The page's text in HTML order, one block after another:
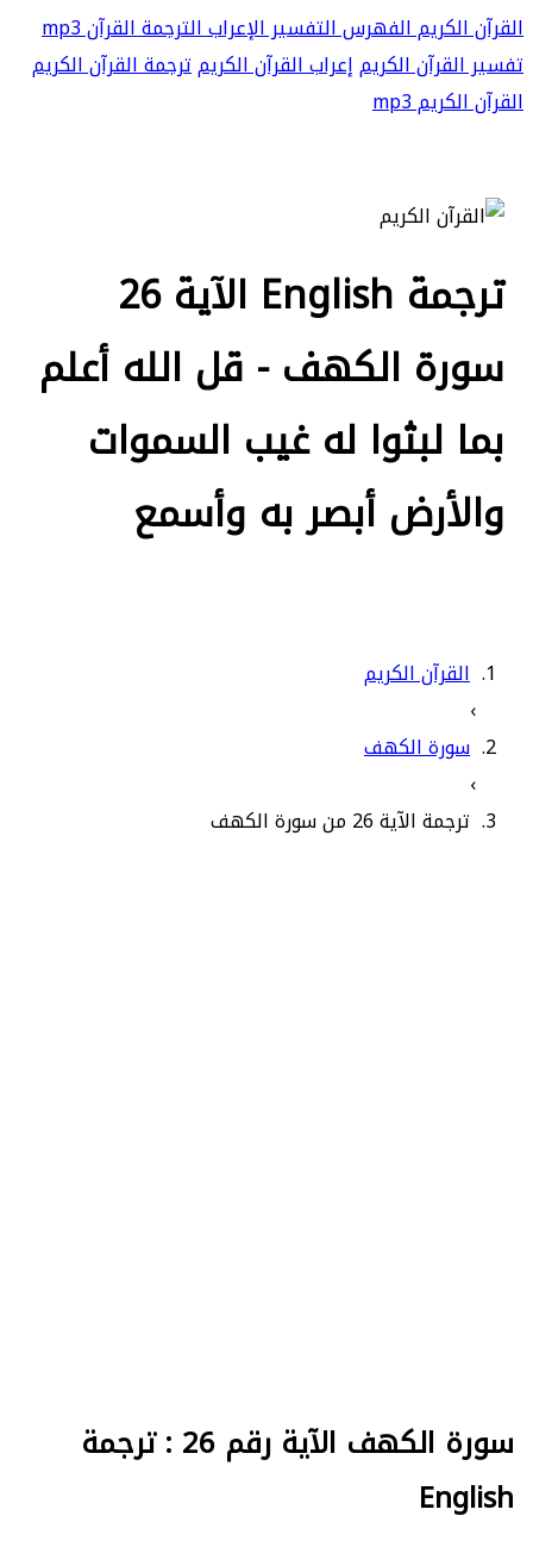
القرآن الكريمالفهرسالتفسيرالإعرابالترجمةالقرآن mp3
تفسير القرآن الكريمإعراب القرآن الكريمترجمة القرآن الكريم
القرآن الكريم mp3
ترجمة English الآية 26
سورة الكهف - قل الله أعلم
بما لبثوا له غيب السموات
والأرض أبصر به وأسمع
القرآن الكريم
›
سورة الكهف
›
ترجمة الآية 26 من سورة الكهف
سورة الكهف الآية رقم 26 : ترجمة
English